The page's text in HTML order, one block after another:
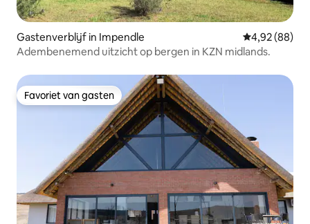
Gastenverblijf in Impendle Gemiddelde
4,92 (88)
Adembenemend uitzicht op bergen in KZN midlands.
Favoriet van gasten
Favoriet van gasten